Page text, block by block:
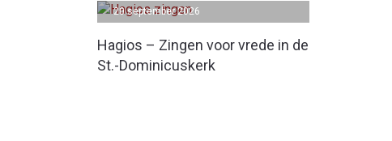
Hagios – Zingen voor vrede in de
St.-Dominicuskerk
20 september 2026